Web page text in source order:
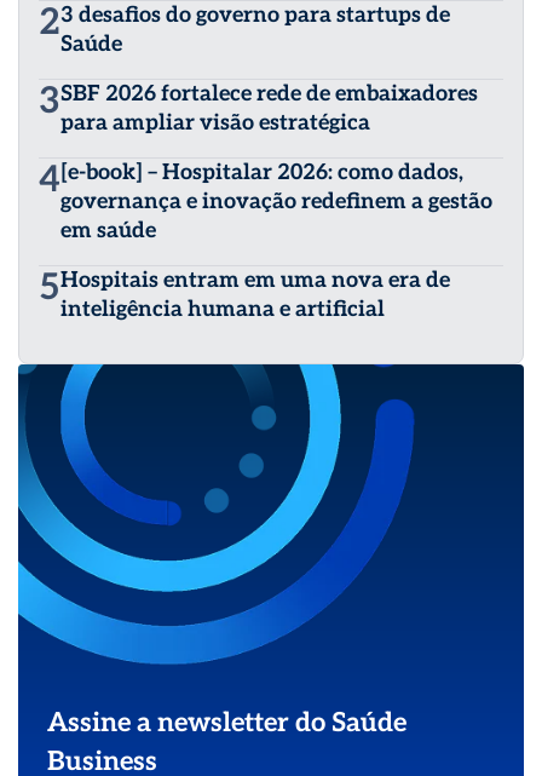
23 desafios do governo para startups de
Saúde
3SBF 2026 fortalece rede de embaixadores
para ampliar visão estratégica
4[e-book] – Hospitalar 2026: como dados,
governança e inovação redefinem a gestão
em saúde
5Hospitais entram em uma nova era de
inteligência humana e artificial
Assine a newsletter do Saúde
Business